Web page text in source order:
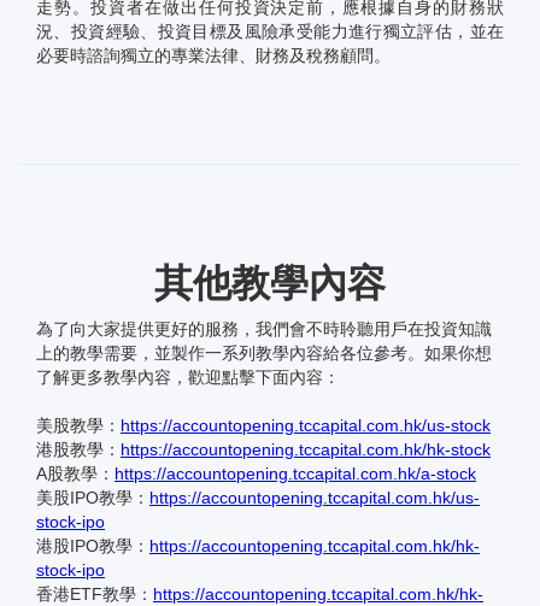
走勢。投資者在做出任何投資決定前，應根據自身的財務狀
況、投資經驗、投資目標及風險承受能力進行獨立評估，並在
必要時諮詢獨立的專業法律、財務及稅務顧問。
其他教學內容
為了向大家提供更好的服務，我們會不時聆聽用戶在投資知識
上的教學需要，並製作一系列教學內容給各位參考。如果你想
了解更多教學內容，歡迎點擊下面內容：
美股教學： https://accountopening.tccapital.com.hk/us-stock
港股教學： https://accountopening.tccapital.com.hk/hk-stock
A股教學： https://accountopening.tccapital.com.hk/a-stock
美股IPO教學： https://accountopening.tccapital.com.hk/us-
stock-ipo
港股IPO教學： https://accountopening.tccapital.com.hk/hk-
stock-ipo
香港ETF教學： https://accountopening.tccapital.com.hk/hk-